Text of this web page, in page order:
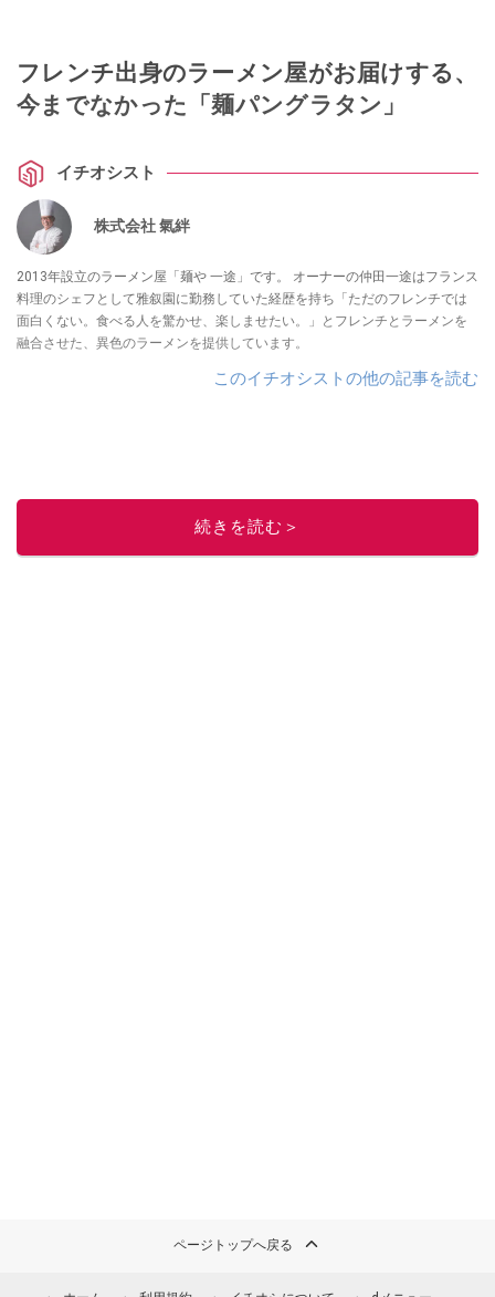
フレンチ出身のラーメン屋がお届けする、
今までなかった「麺パングラタン」
イチオシスト
株式会社 氣絆
2013年設立のラーメン屋「麺や 一途」です。 オーナーの仲田一途はフランス
料理のシェフとして雅叙園に勤務していた経歴を持ち「ただのフレンチでは
面白くない。食べる人を驚かせ、楽しませたい。」とフレンチとラーメンを
融合させた、異色のラーメンを提供しています。
このイチオシストの他の記事を読む
続きを読む＞
ページトップへ戻る